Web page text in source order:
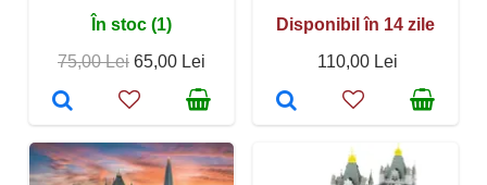
În stoc (1)
75,00 Lei 65,00 Lei
Disponibil în 14 zile
110,00 Lei